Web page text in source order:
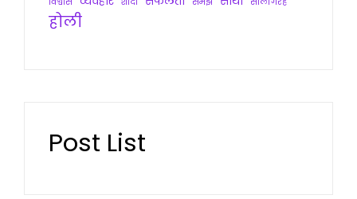
होली
Post List